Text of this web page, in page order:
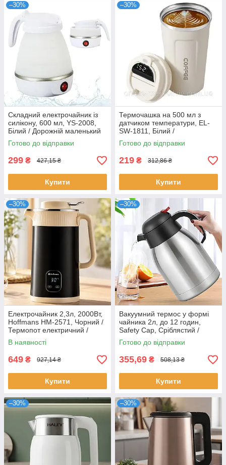
–30%
Складний електрочайник із
силікону, 600 мл, YS-2008,
Білий / Дорожній маленький
електричний чайник
Готово до відправки
299 ₴ 427,15 ₴
Купити
–30%
Термочашка на 500 мл з
датчиком температури, EL-
SW-1811, Білий /
Термокружка з сенсорним
дисплеєм / Розумний термос
Готово до відправки
219 ₴ 312,86 ₴
Купити
–30%
Електрочайник 2,3л, 2000Вт,
Hoffmans HM-2571, Чорний /
Термопот електричний /
Термос-чайник електричний /
Електрочайник термос
В наявності
649 ₴ 927,14 ₴
Купити
–30%
Вакуумний термос у формі
чайника 2л, до 12 годин,
Safety Cap, Сріблястий /
Тремос-чайник із ручкою /
Термокувшин для чаю
Готово до відправки
355,69 ₴ 508,13 ₴
Купити
–30% –30%